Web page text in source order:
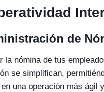
de
la nómina de tus
se simplifican,
una operación más ágil